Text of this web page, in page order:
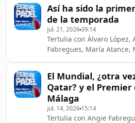
Así ha sido la
de la temporada
jul. 21, 202639:14
Tertulia con Álvaro López,
Fabregues, María Atance,
Además un guiño a la
fútbol con Alvar Madrid y
de la temporada con Manu
El Mundial, ¿otra
Qatar? y el Premier
Málaga
jul. 14, 2026 15:14
Tertulia con Angie